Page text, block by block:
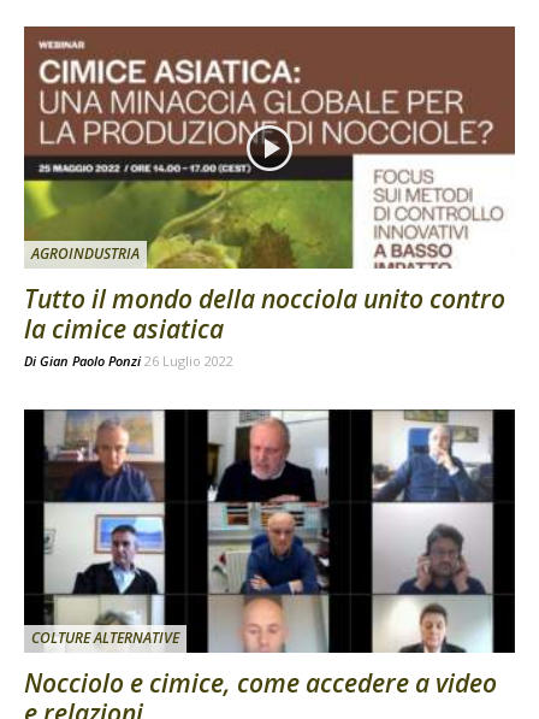
AGROINDUSTRIA
Tutto il mondo della nocciola unito contro
la cimice asiatica
Di Gian Paolo Ponzi 26 Luglio 2022
COLTURE ALTERNATIVE
Nocciolo e cimice, come accedere a video